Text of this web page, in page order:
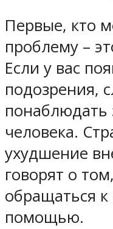
Первые, кто
проблему –
Если у вас
подозрения,
понаблюдать
человека.
ухудшение
говорят о
обращаться к
помощью.